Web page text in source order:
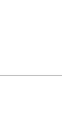
dans un